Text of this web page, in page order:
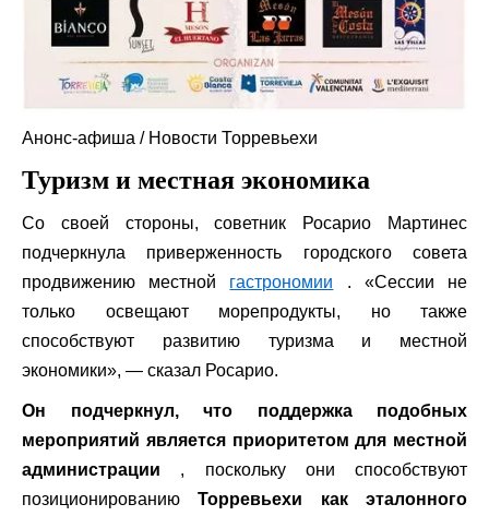
Анонс-афиша / Новости Торревьехи
Туризм и местная экономика
Со своей стороны, советник Росарио Мартинес
подчеркнула приверженность городского совета
продвижению местной гастрономии . «Сессии не
только освещают морепродукты, но также
способствуют развитию туризма и местной
экономики», — сказал Росарио.
Он подчеркнул, что поддержка подобных
мероприятий является приоритетом для местной
администрации , поскольку они способствуют
позиционированиюТорревьехи как эталонного